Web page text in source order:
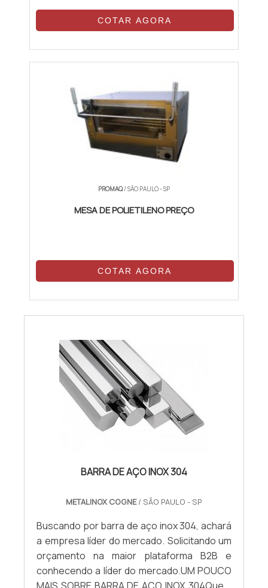
COTAR AGORA
PROMAQ/ SÃO PAULO - SP
MESA DE POLIETILENO PREÇO
COTAR AGORA
BARRA DE AÇO INOX 304
METALINOX COGNE/ SÃO PAULO - SP
Buscando por barra de aço inox 304, achará
a empresa líder do mercado. Solicitando um
orçamento na maior plataforma B2B e
conhecendo a líder do mercado.UM POUCO